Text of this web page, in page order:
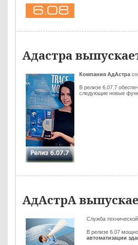
Адастра
Компания АдАстра
В релизе 6.07.7
следующие новые
АдАстрА
Служба
В релизе 6.07
автоматизации